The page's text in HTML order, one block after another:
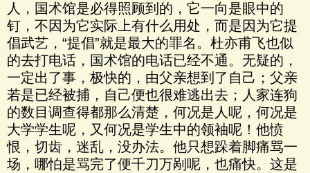
人，国术馆是必得照顾到的，它一向是眼中的
钉，不因为它实际上有什么用处，而是因为它提
倡武艺，“提倡”就是最大的罪名。杜亦甫飞也似
的去打电话，国术馆的电话已经不通。无疑的，
一定出了事，极快的，由父亲想到了自己；父亲
若是已经被捕，自己便也很难逃出去；人家连狗
的数目调查得都那么清楚，何况是人呢，何况是
大学学生呢，又何况是学生中的领袖呢！他愤
恨，切齿，迷乱，没办法。他只想跺着脚痛骂一
场，哪怕是骂完了便千刀万剐呢，也痛快。这是